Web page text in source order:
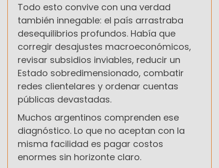
Todo esto convive con una verdad
también innegable: el país arrastraba
desequilibrios profundos. Había que
corregir desajustes macroeconómicos,
revisar subsidios inviables, reducir un
Estado sobredimensionado, combatir
redes clientelares y ordenar cuentas
públicas devastadas.
Muchos argentinos comprenden ese
diagnóstico. Lo que no aceptan con la
misma facilidad es pagar costos
enormes sin horizonte claro.